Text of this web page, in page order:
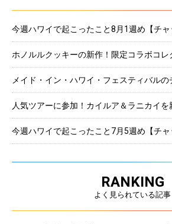
今週ハワイで起こったこと8月1週め【チャ
ホノルルクッキーの新作！限定コラボコレ
メイド・イン・ハワイ・フェスティバルの
人気ツアーに参加！カイルア＆ラニカイ
今週ハワイで起こったこと7月5週め【チャ
RANKING
よく見られている記事